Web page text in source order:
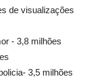
de visualizações
- 3,8 milhões
3,5 milhões